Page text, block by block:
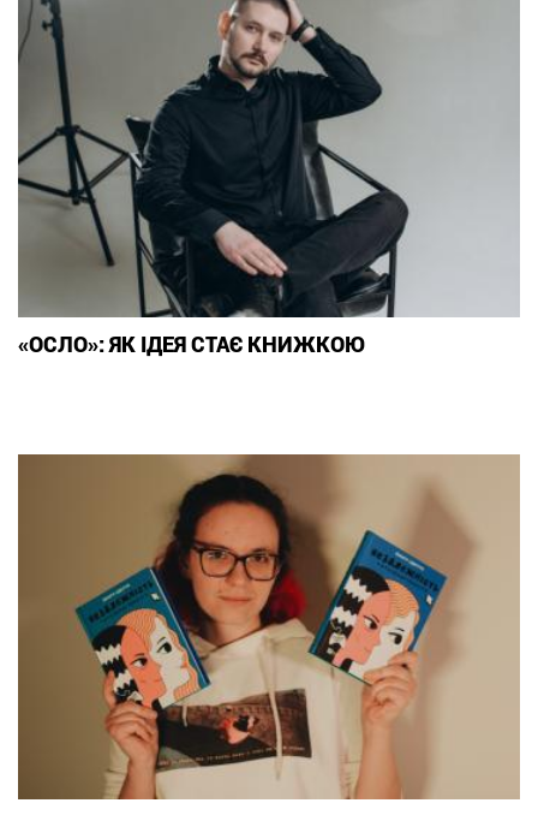
«ОСЛО»: ЯК ІДЕЯ СТАЄ КНИЖКОЮ